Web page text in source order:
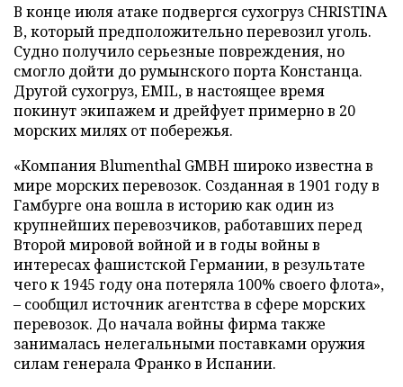
В конце июля атаке подвергся сухогруз CHRISTINA
B, который предположительно перевозил уголь.
Судно получило серьезные повреждения, но
смогло дойти до румынского порта Констанца.
Другой сухогруз, EMIL, в настоящее время
покинут экипажем и дрейфует примерно в 20
морских милях от побережья.
«Компания Blumenthal GMBH широко известна в
мире морских перевозок. Созданная в 1901 году в
Гамбурге она вошла в историю как один из
крупнейших перевозчиков, работавших перед
Второй мировой войной и в годы войны в
интересах фашистской Германии, в результате
чего к 1945 году она потеряла 100% своего флота»,
– сообщил источник агентства в сфере морских
перевозок. До начала войны фирма также
занималась нелегальными поставками оружия
силам генерала Франко в Испании.